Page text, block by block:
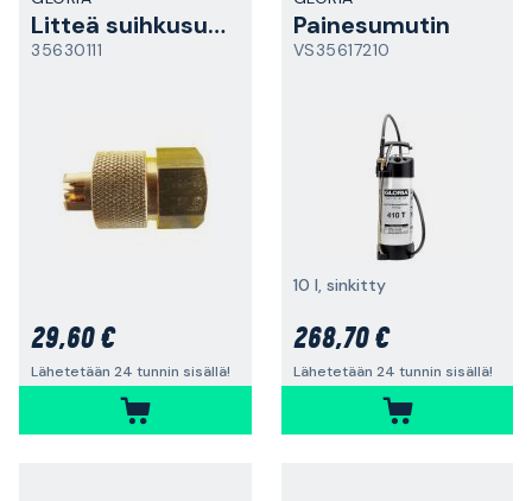
Litteä suihkusuutin
35630111
29,60 €
Lähetetään 24 tunnin sisällä!
Painesumutin
VS35617210
10 l, sinkitty
268,70 €
Lähetetään 24 tunnin sisällä!